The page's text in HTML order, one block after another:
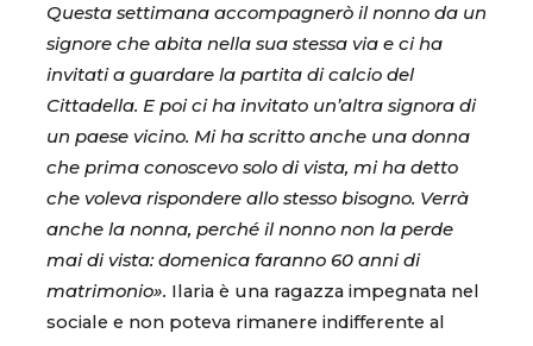
Questa settimana accompagnerò il nonno da un
signore che abita nella sua stessa via e ci ha
invitati a guardare la partita di calcio del
Cittadella. E poi ci ha invitato un’altra signora di
un paese vicino. Mi ha scritto anche una donna
che prima conoscevo solo di vista, mi ha detto
che voleva rispondere allo stesso bisogno. Verrà
anche la nonna, perché il nonno non la perde
mai di vista: domenica faranno 60 anni di
matrimonio». Ilaria è una ragazza impegnata nel
sociale e non poteva rimanere indifferente al